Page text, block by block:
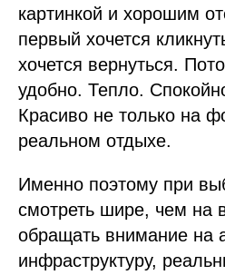
картинкой и хорошим
первый хочется
хочется вернуться.
удобно. Тепло.
Красиво не только на
реальном отдыхе.
Именно поэтому при
смотреть шире, чем на
обращать внимание на
инфраструктуру,